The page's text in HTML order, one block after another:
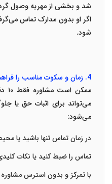
شد و بخشی از مهریه وصول
اگر او بدون مدارک تماس
شود.
4. زمان و سکوت مناسب را
ممکن است مشاوره فقط ۱۰
می‌تواند برای اثبات حق یا
می‌شود:
در زمان تماس تنها باشید یا
تماس را ضبط کنید یا نکات
با تمرکز و بدون استرس